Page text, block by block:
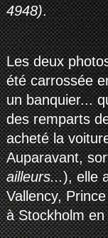
4948).
Les deux
été carrossée
un banquier...
des remparts
acheté la
Auparavant,
ailleurs...), elle
Vallency,
à Stockholm